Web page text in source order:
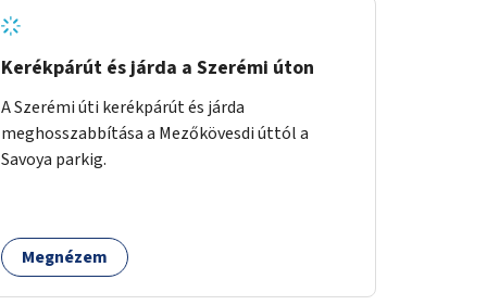
Kerékpárút és járda a Szerémi úton
A Szerémi úti kerékpárút és járda
meghosszabbítása a Mezőkövesdi úttól a
Savoya parkig.
Megnézem